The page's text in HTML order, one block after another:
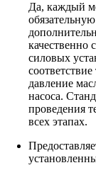
Да, каждый
качественно
силовых
давление
насоса.
проведения
всех этапах.